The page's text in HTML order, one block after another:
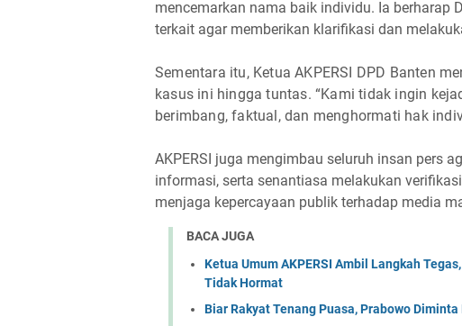
mencemarkan nama baik individu. Ia berharap
terkait agar memberikan klarifikasi dan
Sementara itu, Ketua AKPERSI DPD Banten
kasus ini hingga tuntas. “Kami tidak ingin
berimbang, faktual, dan menghormati hak
AKPERSI juga mengimbau seluruh insan pers
informasi, serta senantiasa melakukan
menjaga kepercayaan publik terhadap media
BACA JUGA
Ketua Umum AKPERSI Ambil Langkah
Tidak Hormat
Biar Rakyat Tenang Puasa, Prabowo